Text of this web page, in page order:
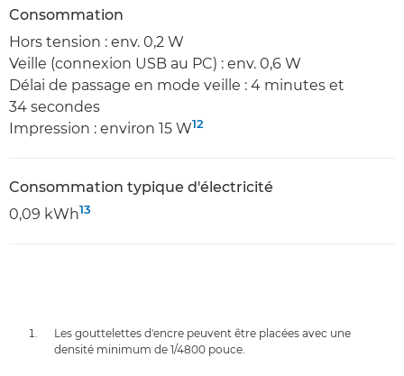
Consommation
Hors tension : env. 0,2 W
Veille (connexion USB au PC) : env. 0,6 W
Délai de passage en mode veille : 4 minutes et
34 secondes
Impression : environ 15 W12
Consommation typique d'électricité
0,09 kWh13
Les gouttelettes d'encre peuvent être placées avec une
densité minimum de 1/4800 pouce.